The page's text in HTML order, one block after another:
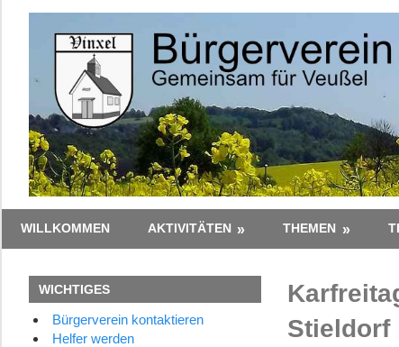
Bürgerverein
e.V.
Gemeinsam
–
Zusammen
WILLKOMMEN AKTIVITÄTEN THEMEN
Stieldorf
WICHTIGES
Bürgerverein kontaktieren
Helfer werden